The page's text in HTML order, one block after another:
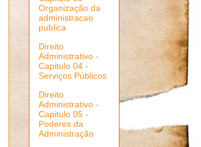
Organização da
administracao
publica
Direito
Administrativo -
Capitulo 04 -
Serviços Públicos
Direito
Administrativo -
Capitulo 05 -
Poderes da
Administração